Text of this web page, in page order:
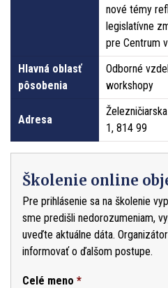
nové témy
legislatívne
pre Centrum
Hlavná oblasť
pôsobenia
Odborné
workshopy
Adresa
1, 814 99
Školenie online
Pre prihlásenie sa na školenie
sme predišli nedorozumeniam,
uveďte aktuálne dáta.
informovať o ďalšom postupe.
Celé meno *